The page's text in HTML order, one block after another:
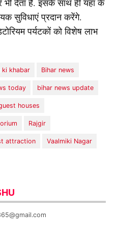
देता है. इसके साथ ही यहां के
सुविधाएं प्रदान करेंगे.
पर्यटकों को विशेष लाभ
ki khabar Bihar news
today bihar news update
houses
Rajgir
attraction Vaalmiki Nagar